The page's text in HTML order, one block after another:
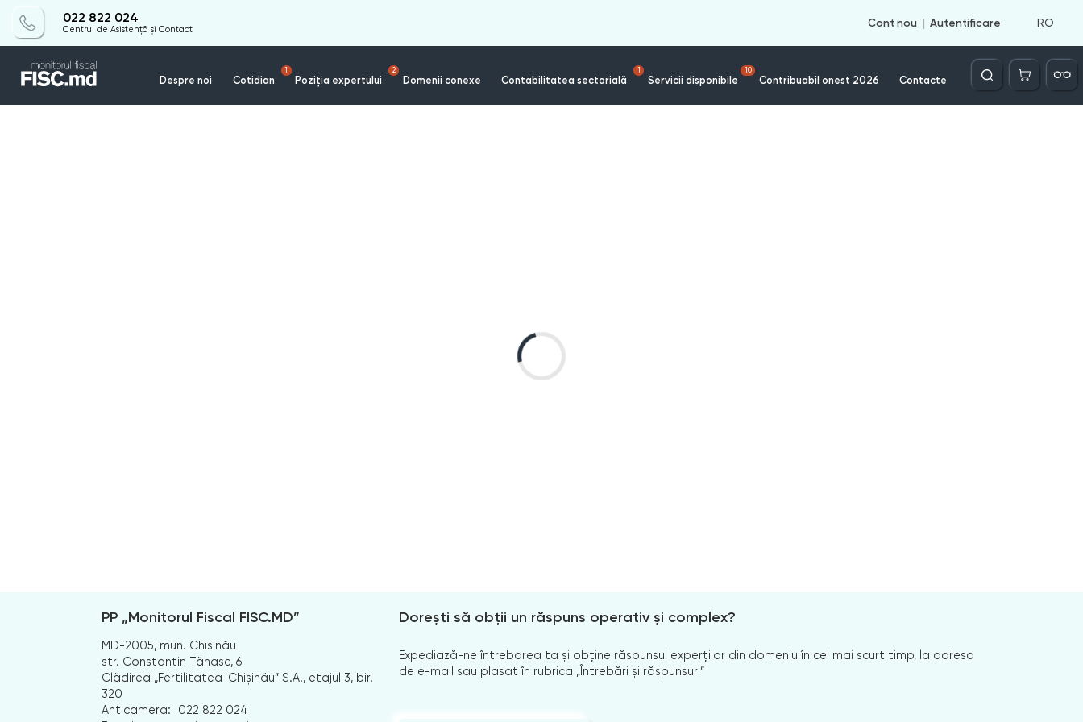
022 822 024
Centrul de Asistență și Contact
Cont nou Autentificare RO
Despre noi Cotidian
1
Poziția expertului
2
Domenii conexe Contabilitatea sectorială
1
Servicii disponibile
10
Contribuabil onest 2026 Contacte
Căutare
PP „Monitorul Fiscal FISC.MD”
MD-2005, mun. Chișinău
str. Constantin Tănase, 6
Clădirea „Fertilitatea-Chișinău” S.A., etajul 3, bir.
320
Anticamera:
022 822 024
Dorești să obții un răspuns operativ și complex?
Expediază-ne întrebarea ta și obține răspunsul experților din domeniu în cel mai scurt timp, la adresa
de e-mail sau plasat în rubrica „Întrebări și răspunsuri”